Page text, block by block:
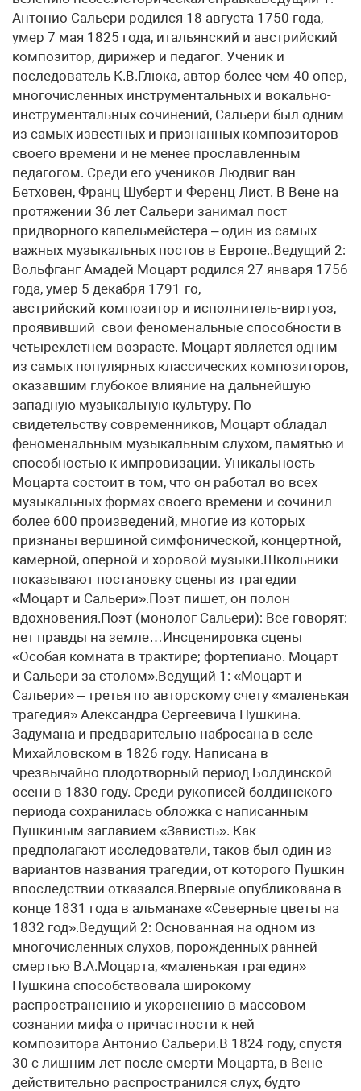
Антонио Сальери родился 18 августа 1750 года,
умер 7 мая 1825 года, итальянский и австрийский
композитор, дирижер и педагог. Ученик и
последователь К.В.Глюка, автор более чем 40 опер,
многочисленных инструментальных и вокально-
инструментальных сочинений, Сальери был одним
из самых известных и признанных композиторов
своего времени и не менее прославленным
педагогом. Среди его учеников Людвиг ван
Бетховен, Франц Шуберт и Ференц Лист. В Вене на
протяжении 36 лет Сальери занимал пост
придворного капельмейстера – один из самых
важных музыкальных постов в Европе..Ведущий 2:
Вольфганг Амадей Моцарт родился 27 января 1756
года, умер 5 декабря 1791-го,
австрийский композитор и исполнитель-виртуоз,
проявивший свои феноменальные способности в
четырехлетнем возрасте. Моцарт является одним
из самых популярных классических композиторов,
оказавшим глубокое влияние на дальнейшую
западную музыкальную культуру. По
свидетельству современников, Моцарт обладал
феноменальным музыкальным слухом, памятью и
способностью к импровизации. Уникальность
Моцарта состоит в том, что он работал во всех
музыкальных формах своего времени и сочинил
более 600 произведений, многие из которых
признаны вершиной симфонической, концертной,
камерной, оперной и хоровой музыки.Школьники
показывают постановку сцены из трагедии
«Моцарт и Сальери».Поэт пишет, он полон
вдохновения.Поэт (монолог Сальери): Все говорят:
нет правды на земле…Инсценировка сцены
«Особая комната в трактире; фортепиано. Моцарт
и Сальери за столом».Ведущий 1: «Моцарт и
Сальери» – третья по авторскому счету «маленькая
трагедия» Александра Сергеевича Пушкина.
Задумана и предварительно набросана в селе
Михайловском в 1826 году. Написана в
чрезвычайно плодотворный период Болдинской
осени в 1830 году. Среди рукописей болдинского
периода сохранилась обложка с написанным
Пушкиным заглавием «Зависть». Как
предполагают исследователи, таков был один из
вариантов названия трагедии, от которого Пушкин
впоследствии отказался.Впервые опубликована в
конце 1831 года в альманахе «Северные цветы на
1832 год».Ведущий 2: Основанная на одном из
многочисленных слухов, порожденных ранней
смертью В.А.Моцарта, «маленькая трагедия»
Пушкина способствовала широкому
распространению и укоренению в массовом
сознании мифа о причастности к ней
композитора Антонио Сальери.В 1824 году, спустя
30 с лишним лет после смерти Моцарта, в Вене
действительно распространился слух, будто